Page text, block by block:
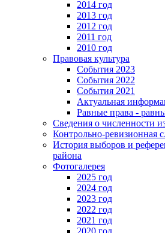
2014 год
2013 год
2012 год
2011 год
2010 год
Правовая культура
События 2023
События 2022
События 2021
Актуальная
Равные права -
Сведения о численности
Контрольно-ревизионная
История выборов и
района
Фотогалерея
2025 год
2024 год
2023 год
2022 год
2021 год
2020 год